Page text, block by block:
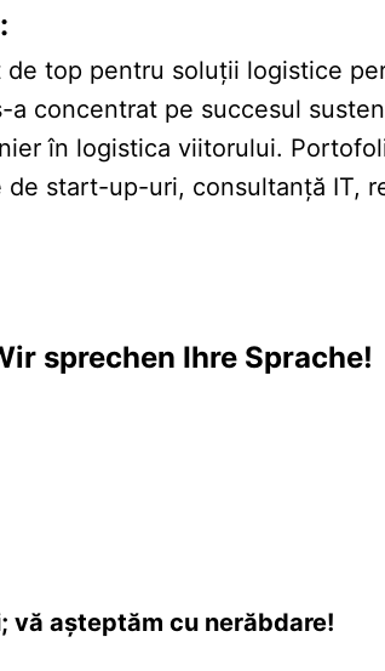
top pentru soluții logistice
concentrat pe succesul
în logistica viitorului.
start-up-uri, consultanță IT,
sprechen Ihre Sprache!
vă așteptăm cu nerăbdare!